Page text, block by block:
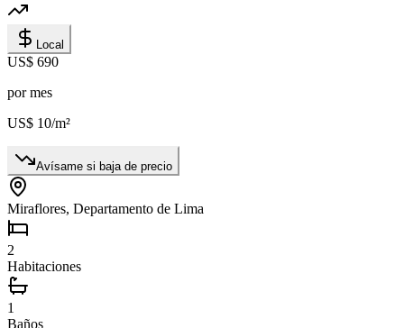
Local
US$ 690
por mes
US$ 10/m²
Avísame si baja de precio
Miraflores, Departamento de Lima
2
Habitaciones
1
Baños